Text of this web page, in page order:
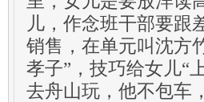
儿，作念班干部要跟
销售，在单元叫沈方
孝子”，技巧给女儿“上
去舟山玩，他不包车